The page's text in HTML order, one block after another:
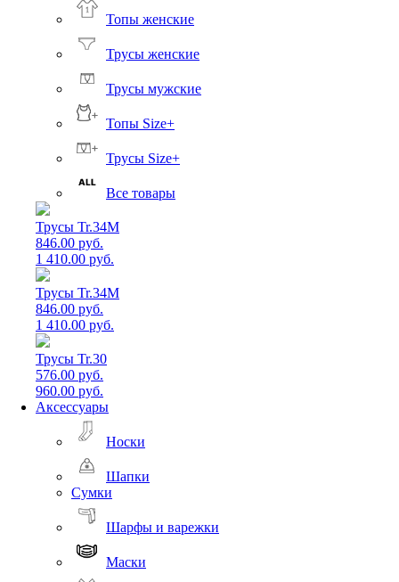
Топы женские
Трусы женские
Трусы мужские
Топы Size+
Трусы Size+
Все товары
Трусы Tr.34M
846.00 руб.
1 410.00 руб.
Трусы Tr.34M
846.00 руб.
1 410.00 руб.
Трусы Tr.30
576.00 руб.
960.00 руб.
Аксессуары
Носки
Шапки
Сумки
Шарфы и варежки
Маски